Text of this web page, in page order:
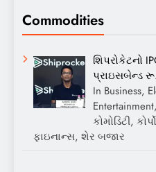
Commodities
શિપરોકેટનો
પ્રાઇસબેન્ડ
In Business,
કોમોડિટી,
ફાઇનાન્સ, શેર બજાર